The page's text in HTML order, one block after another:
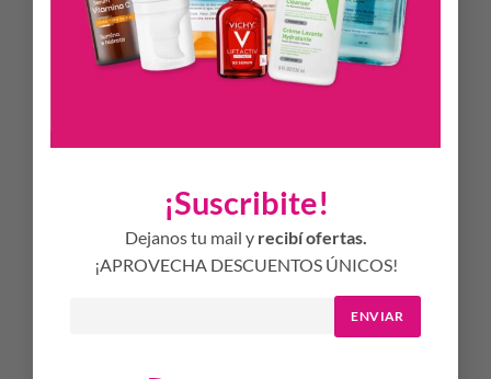
¡Suscribite!
Dejanos tu mail y recibí ofertas.
¡APROVECHA DESCUENTOS ÚNICOS!
ENVIAR
El agente dermatológico antiprurito PEA alivia rápidamente
el picor y reduce la necesidad de rascar.
previene la adhesión de
Una o dos veces al día
Aplicar sobre la piel limpia.